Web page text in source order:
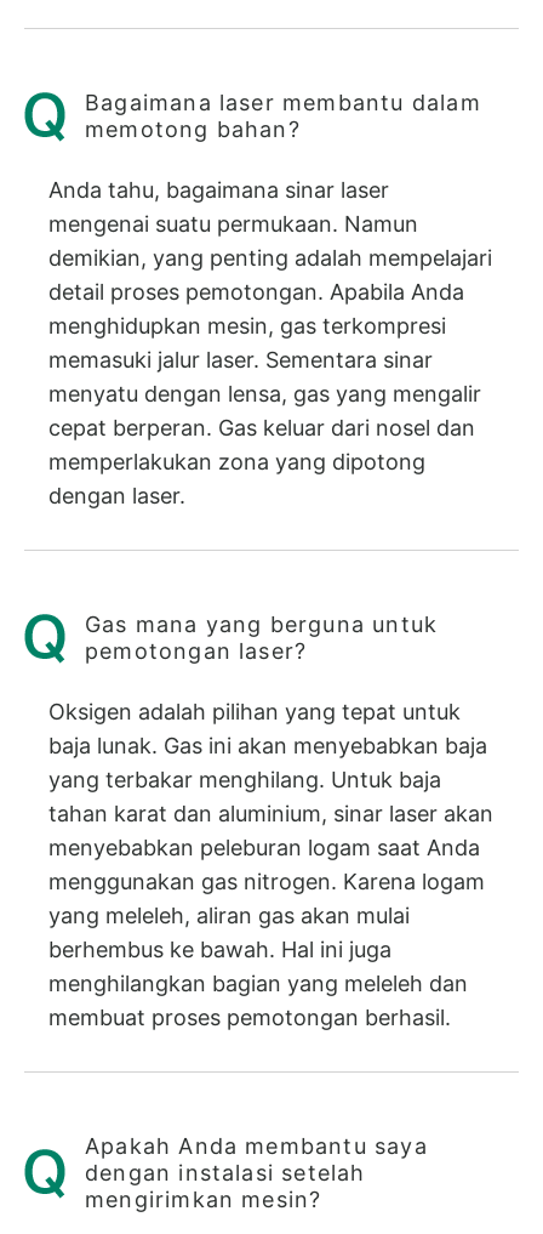
Bagaimana laser membantu dalam
memotong bahan?
Anda tahu, bagaimana sinar laser
mengenai suatu permukaan. Namun
demikian, yang penting adalah mempelajari
detail proses pemotongan. Apabila Anda
menghidupkan mesin, gas terkompresi
memasuki jalur laser. Sementara sinar
menyatu dengan lensa, gas yang mengalir
cepat berperan. Gas keluar dari nosel dan
memperlakukan zona yang dipotong
dengan laser.
Gas mana yang berguna untuk
pemotongan laser?
Oksigen adalah pilihan yang tepat untuk
baja lunak. Gas ini akan menyebabkan baja
yang terbakar menghilang. Untuk baja
tahan karat dan aluminium, sinar laser akan
menyebabkan peleburan logam saat Anda
menggunakan gas nitrogen. Karena logam
yang meleleh, aliran gas akan mulai
berhembus ke bawah. Hal ini juga
menghilangkan bagian yang meleleh dan
membuat proses pemotongan berhasil.
Apakah Anda membantu saya
dengan instalasi setelah
mengirimkan mesin?